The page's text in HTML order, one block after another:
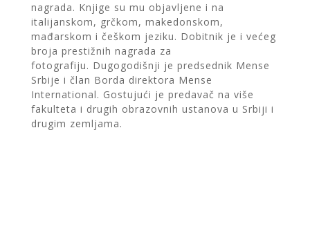
nagrada. Knjige su mu objavljene i na
italijanskom, grčkom, makedonskom,
mađarskom i češkom jeziku. Dobitnik je i većeg
broja prestižnih nagrada za
fotografiju. Dugogodišnji je predsednik Mense
Srbije i član Borda direktora Mense
International. Gostujući je predavač na više
fakulteta i drugih obrazovnih ustanova u Srbiji i
drugim zemljama.